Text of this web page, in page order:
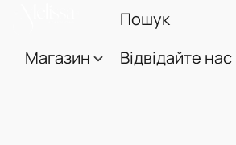
Магазин Відвідайте нас